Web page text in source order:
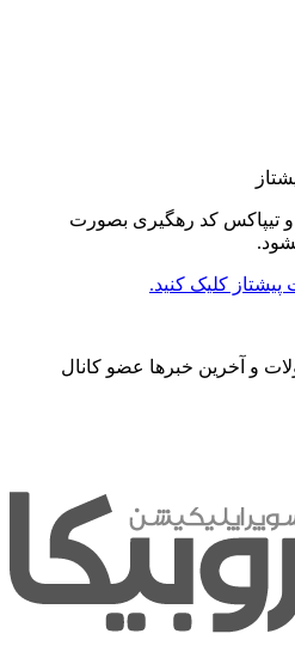
تیپاکس کد رهگیری بصورت
کلیک کنید.
و آخرین خبرها عضو کانال